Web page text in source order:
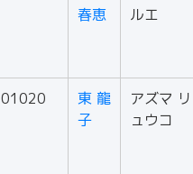
春恵
ルエ
01020
東 龍
子
アズマ リ
ュウコ